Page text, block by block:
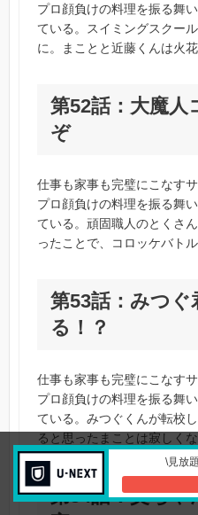
プロ顔負けの料理を振る舞
ている。スイミングスクー
に。まことと近藤くんは火
第52話：大魔人
ぞ
仕事も家事も完璧にこなす
プロ顔負けの料理を振る舞
ている。頑固職人のとくさ
ったことで、コロッケバトル
第53話：みつぐ
る！？
仕事も家事も完璧にこなす
プロ顔負けの料理を振る舞
ている。みつぐくんが転校
ると思ったまことは寂しく
第54話：父ちゃ
\見放